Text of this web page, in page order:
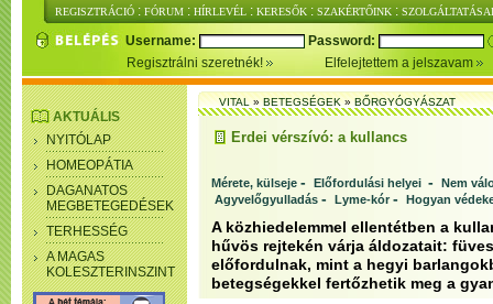
REGISZTRÁCIÓ : FÓRUM : HÍRLEVÉL : KERESŐK : SZAKÉRTŐINK :
Username:
Password:
Regisztrálni szeretnék!
Elfelejtettem a jelszavam
AKTUÁLIS
NYITÓLAP
HOMEOPÁTIA
DAGANATOS
MEGBETEGEDÉSEK
TERHESSÉG
A MAGAS
KOLESZTERINSZINT
VITAL»BETEGSÉGEK»BŐRGYÓGYÁSZAT
Erdei vérszívó: a kullancs
Mérete, külseje - Előfordulási helyei - Nem
Agyvelőgyulladás - Lyme-kór - Hogyan
A közhiedelemmel ellentétben a
hűvös rejtekén várja áldozatait:
előfordulnak, mint a hegyi
betegségekkel fertőzhetik meg a